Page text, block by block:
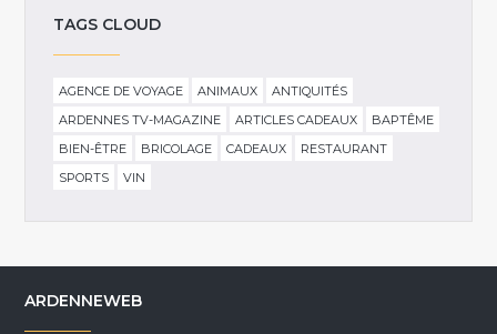
TAGS CLOUD
AGENCE DE VOYAGE ANIMAUX
ANTIQUITÉS
ARDENNES TV-MAGAZINE
ARTICLES CADEAUX
BAPTÊME
BIEN-ÊTRE
BRICOLAGE CADEAUX
RESTAURANT
SPORTS
VIN
ARDENNEWEB